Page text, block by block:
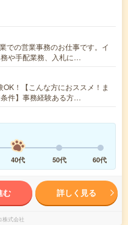
での営業事務のお仕事です。イ
や手配業務、入札に…
！【こんな方におススメ！ま
件】事務経験ある方…
40代 50代 60代
む 詳しく見る
株式会社